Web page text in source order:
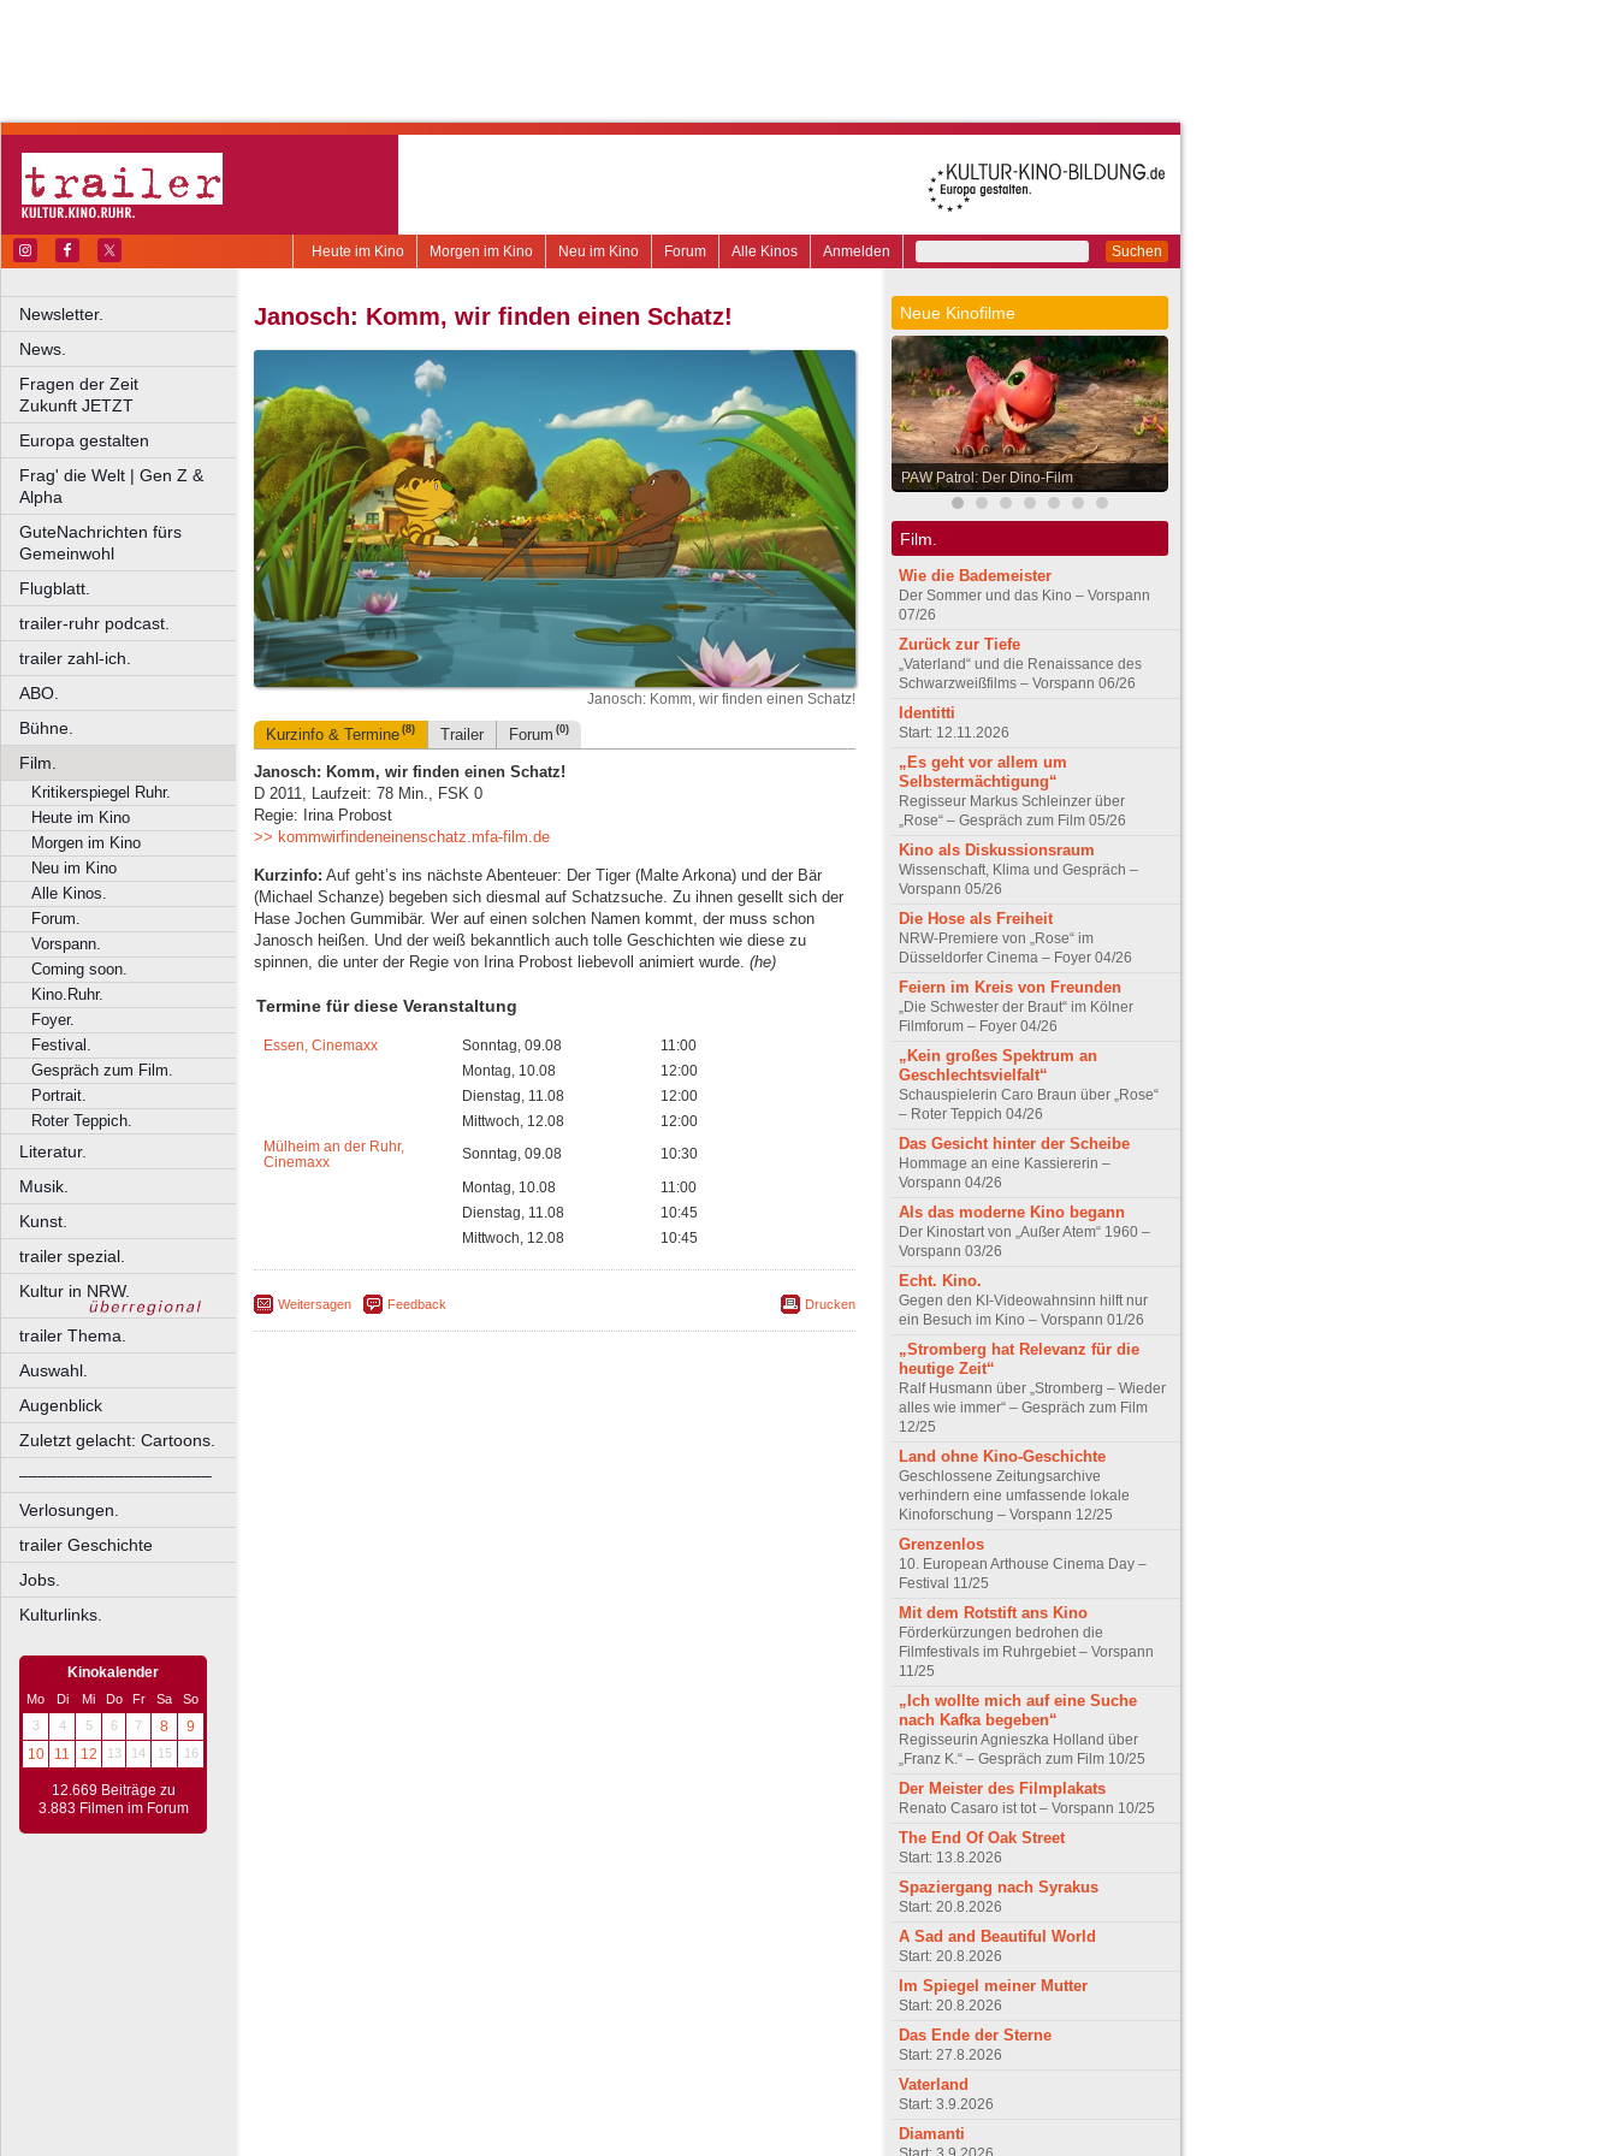
Suchen
Anmelden
Alle Kinos
Forum
Neu im Kino
Morgen im Kino
Heute im Kino
Newsletter.
News.
Fragen der Zeit
Zukunft JETZT
Europa gestalten
Frag' die Welt | Gen Z &
Alpha
GuteNachrichten fürs
Gemeinwohl
Flugblatt.
trailer-ruhr podcast.
trailer zahl-ich.
ABO.
Bühne.
Film.
Kritikerspiegel Ruhr.
Heute im Kino
Morgen im Kino
Neu im Kino
Alle Kinos.
Forum.
Vorspann.
Coming soon.
Kino.Ruhr.
Foyer.
Festival.
Gespräch zum Film.
Portrait.
Roter Teppich.
Literatur.
Musik.
Kunst.
trailer spezial.
Kultur in NRW.
trailer Thema.
Auswahl.
Augenblick
Zuletzt gelacht: Cartoons.
––––––––––––––––––––
Verlosungen.
trailer Geschichte
Jobs.
Kulturlinks.
Kinokalender
Mo Di Mi Do Fr Sa
So
3
4 5 6 7 8
9
10
11 12 13 14 15 16
12.669 Beiträge zu
3.883 Filmen im Forum
Janosch: Komm, wir finden einen Schatz!
Janosch: Komm, wir finden einen Schatz!
Kurzinfo & Termine (8) Trailer Forum (0)
Janosch: Komm, wir finden einen Schatz!
D 2011, Laufzeit: 78 Min., FSK 0
Regie: Irina Probost
>> kommwirfindeneinenschatz.mfa-film.de
Kurzinfo: Auf geht’s ins nächste Abenteuer: Der Tiger (Malte Arkona) und der Bär
(Michael Schanze) begeben sich diesmal auf Schatzsuche. Zu ihnen gesellt sich der
Hase Jochen Gummibär. Wer auf einen solchen Namen kommt, der muss schon
Janosch heißen. Und der weiß bekanntlich auch tolle Geschichten wie diese zu
spinnen, die unter der Regie von Irina Probost liebevoll animiert wurde. (he)
Termine für diese Veranstaltung
Essen, Cinemaxx Sonntag, 09.08
11:00
Montag, 10.08
12:00
Dienstag, 11.08
12:00
Mittwoch, 12.08
12:00
Mülheim an der Ruhr,
Cinemaxx
Sonntag, 09.08
10:30
Montag, 10.08
11:00
Dienstag, 11.08
10:45
Mittwoch, 12.08
10:45
Weitersagen Feedback Drucken
Neue Kinofilme
PAW Patrol: Der Dino-Film
Film.
Wie die Bademeister
Der Sommer und das Kino – Vorspann
07/26
Zurück zur Tiefe
„Vaterland“ und die Renaissance des
Schwarzweißfilms – Vorspann 06/26
Identitti
Start: 12.11.2026
„Es geht vor allem um
Selbstermächtigung“
Regisseur Markus Schleinzer über
„Rose“ – Gespräch zum Film 05/26
Kino als Diskussionsraum
Wissenschaft, Klima und Gespräch –
Vorspann 05/26
Die Hose als Freiheit
NRW-Premiere von „Rose“ im
Düsseldorfer Cinema – Foyer 04/26
Feiern im Kreis von Freunden
„Die Schwester der Braut“ im Kölner
Filmforum – Foyer 04/26
„Kein großes Spektrum an
Geschlechtsvielfalt“
Schauspielerin Caro Braun über „Rose“
– Roter Teppich 04/26
Das Gesicht hinter der Scheibe
Hommage an eine Kassiererin –
Vorspann 04/26
Als das moderne Kino begann
Der Kinostart von „Außer Atem“ 1960 –
Vorspann 03/26
Echt. Kino.
Gegen den KI-Videowahnsinn hilft nur
ein Besuch im Kino – Vorspann 01/26
„Stromberg hat Relevanz für die
heutige Zeit“
Ralf Husmann über „Stromberg – Wieder
alles wie immer“ – Gespräch zum Film
12/25
Land ohne Kino-Geschichte
Geschlossene Zeitungsarchive
verhindern eine umfassende lokale
Kinoforschung – Vorspann 12/25
Grenzenlos
10. European Arthouse Cinema Day –
Festival 11/25
Mit dem Rotstift ans Kino
Förderkürzungen bedrohen die
Filmfestivals im Ruhrgebiet – Vorspann
11/25
„Ich wollte mich auf eine Suche
nach Kafka begeben“
Regisseurin Agnieszka Holland über
„Franz K.“ – Gespräch zum Film 10/25
Der Meister des Filmplakats
Renato Casaro ist tot – Vorspann 10/25
The End Of Oak Street
Start: 13.8.2026
Spaziergang nach Syrakus
Start: 20.8.2026
A Sad and Beautiful World
Start: 20.8.2026
Im Spiegel meiner Mutter
Start: 20.8.2026
Das Ende der Sterne
Start: 27.8.2026
Vaterland
Start: 3.9.2026
Diamanti